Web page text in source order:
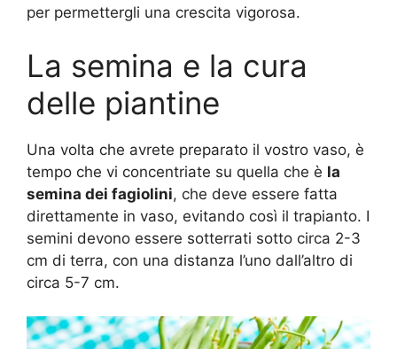
per permettergli una crescita vigorosa.
La semina e la cura
delle piantine
Una volta che avrete preparato il vostro vaso, è
tempo che vi concentriate su quella che è la
semina dei fagiolini, che deve essere fatta
direttamente in vaso, evitando così il trapianto. I
semini devono essere sotterrati sotto circa 2-3
cm di terra, con una distanza l’uno dall’altro di
circa 5-7 cm.